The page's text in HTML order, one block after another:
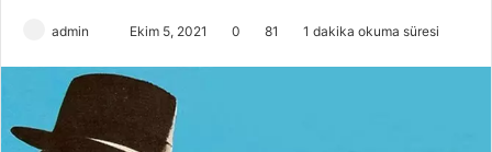
admin
-
Ekim 5, 2021 0 81 1 dakika okuma süresi